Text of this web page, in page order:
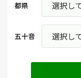
都県
五十音